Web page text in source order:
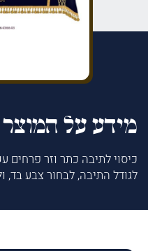
מידע על המוצר
כיסוי לתיבה כתר וזר פרחים
לגודל התיבה, לבחור צבע בד,